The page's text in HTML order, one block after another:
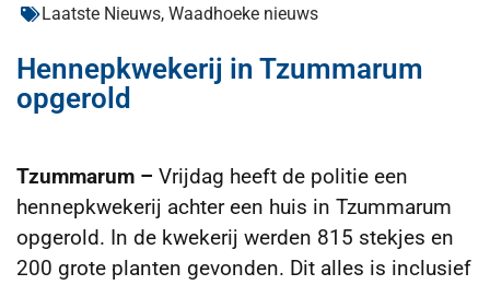
Laatste Nieuws, Waadhoeke nieuws
Hennepkwekerij in Tzummarum
opgerold
Tzummarum – Vrijdag heeft de politie een
hennepkwekerij achter een huis in Tzummarum
opgerold. In de kwekerij werden 815 stekjes en
200 grote planten gevonden. Dit alles is inclusief